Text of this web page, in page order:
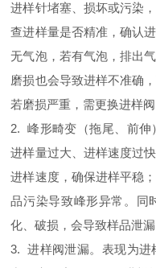
进样针堵塞、损坏或污染
查进样量是否精准，确认
无气泡，若有气泡，排出
磨损也会导致进样不准确
若磨损严重，需更换进样阀
2. 峰形畸变（拖尾、前伸
进样量过大、进样速度过
进样速度，确保进样平稳
品污染导致峰形异常。同
化、破损，会导致样品泄漏
3. 进样阀泄漏。表现为进